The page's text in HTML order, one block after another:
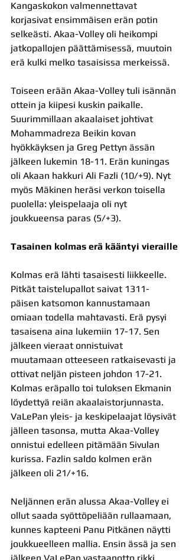
Kangaskokon valmennettavat
korjasivat ensimmäisen erän potin
selkeästi. Akaa-Volley oli heikompi
jatkopallojen päättämisessä, muutoin
erä kulki melko tasaisissa merkeissä.
Toiseen erään Akaa-Volley tuli isännän
ottein ja kiipesi kuskin paikalle.
Suurimmillaan akaalaiset johtivat
Mohammadreza Beikin kovan
hyökkäyksen ja Greg Pettyn ässän
jälkeen lukemin 18-11. Erän kuningas
oli Akaan hakkuri Ali Fazli (10/+9). Nyt
myös Mäkinen heräsi verkon toisella
puolella: yleispelaaja oli nyt
joukkueensa paras (5/+3).
Tasainen kolmas erä kääntyi vieraille
Kolmas erä lähti tasaisesti liikkeelle.
Pitkät taistelupallot saivat 1311-
päisen katsomon kannustamaan
omiaan todella mahtavasti. Erä pysyi
tasaisena aina lukemiin 17-17. Sen
jälkeen vieraat onnistuivat
muutamaan otteeseen ratkaisevasti ja
ottivat neljän pisteen johdon 17-21.
Kolmas eräpallo toi tuloksen Ekmanin
löydettyä reiän akaalaistorjunnasta.
VaLePan yleis- ja keskipelaajat löysivät
jälleen tasonsa, mutta Akaa-Volley
onnistui edelleen pitämään Sivulan
kurissa. Fazlin saldo kolmen erän
jälkeen oli 21/+16.
Neljännen erän alussa Akaa-Volley ei
ollut saada syöttöpeliään rullaamaan,
kunnes kapteeni Panu Pitkänen näytti
joukkueelleen mallia. Ensin ässä ja sen